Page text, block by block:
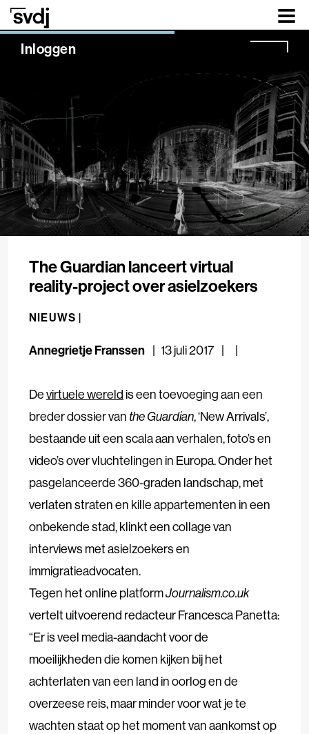
Naar hoofdinhoud
Inloggen
NaN%
The Guardian lanceert virtual
reality-project over asielzoekers
NIEUWS |
Annegrietje Franssen 13 juli 2017
Devirtuele wereld is een toevoeging aan een
breder dossier van the Guardian, ‘New Arrivals’,
bestaande uit een scala aan verhalen, foto’s en
video’s over vluchtelingen in Europa. Onder het
pasgelanceerde 360-graden landschap, met
verlaten straten en kille appartementen in een
onbekende stad, klinkt een collage van
interviews met asielzoekers en
immigratieadvocaten.
Tegen het online platformJournalism.co.uk
vertelt uitvoerend redacteur Francesca Panetta:
“Er is veel media-aandacht voor de
moeilijkheden die komen kijken bij het
achterlaten van een land in oorlog en de
overzeese reis, maar minder voor wat je te
wachten staat op het moment van aankomst op